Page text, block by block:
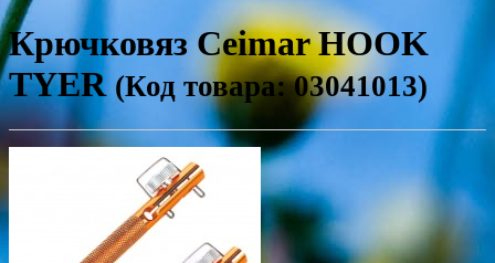
Крючковяз Ceimar HOOK
TYER (Код товара: 03041013)